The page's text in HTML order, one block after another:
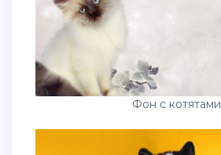
Фон с котятами